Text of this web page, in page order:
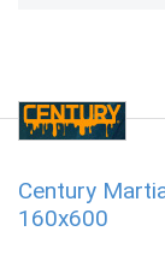
Century
160x600